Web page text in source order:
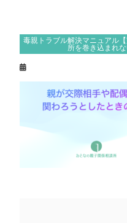
毒親トラブル解決マニュアル【
所を巻き込まれ